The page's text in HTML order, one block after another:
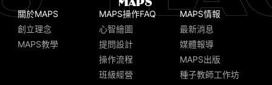
關於MAPS
創立理念
MAPS教學
MAPS操作FAQ
心智繪圖
提問設計
操作流程
班級經營
MAPS情報
最新消息
媒體報導
MAPS出版
種子教師工作坊